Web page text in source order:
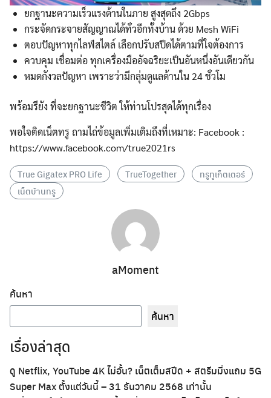
ยกฐานะความเร็วแรงด้านในภาย สูงสุดถึง 2Gbps
กระจัดกระจายสัญญาณได้ทั่วอีกทั้งบ้าน ด้วย Mesh WiFi
ตอบปัญหาทุกไลฟ์สไตล์ เลือกปรับสปีดได้ตามที่ใจต้องการ
ควบคุม เชื่อมต่อ ทุกเครื่องมืออัจฉริยะเป็นอันหนึ่งอันเดียวกัน
หมดกังวลปัญหา เพราะว่ามีกลุ่มดูแลด้านใน 24 ชั่วโม
พร้อมรึยัง ที่จะยกฐานะชีวิต ให้ท่านโปรสุดได้ทุกเรื่อง
พอใจติดเน็ตทรู ถามไถ่ข้อมูลเพิ่มเติมถึงที่เหมาะ: Facebook :
https://www.facebook.com/true2021rs
True Gigatex PRO Life TrueTogether
ทรูทูเก็ตเตอร์
เน็ตบ้านทรู
aMoment
ค้นหา
ค้นหา
เรื่องล่าสุด
ดู Netflix, YouTube 4K ไม่อั้น? เน็ตเต็มสปีด + สตรีมมิ่งแถม 5G
Super Max ตั้งแต่วันนี้ – 31 ธันวาคม 2568 เท่านั้น